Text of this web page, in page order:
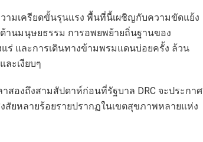
ามเครียดขั้นรุนแรง พื้นที่นี้เผชิญกับความขัดแย้ง
านมนุษยธรรม การอพยพย้ายถิ่นฐานของ
ร่ และการเดินทางข้ามพรมแดนบ่อยครั้ง ล้วน
ละเงียบๆ
สองถึงสามสัปดาห์ก่อนที่รัฐบาล DRC จะประกาศ
สัยหลายร้อยรายปรากฏในเขตสุขภาพหลายแห่ง